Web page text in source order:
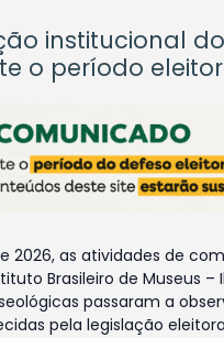
institucional do
o período
2026, as atividades de
Brasileiro de Museus –
passaram a
pela legislação